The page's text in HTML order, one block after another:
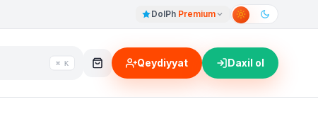
DolPh Premium
⌘ K Qeydiyyat Daxil ol